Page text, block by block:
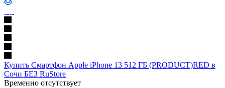
Купить Смартфон Apple iPhone 13 512 ГБ (PRODUCT)RED в
Сочи БЕЗ RuStore
Временно отсутствует